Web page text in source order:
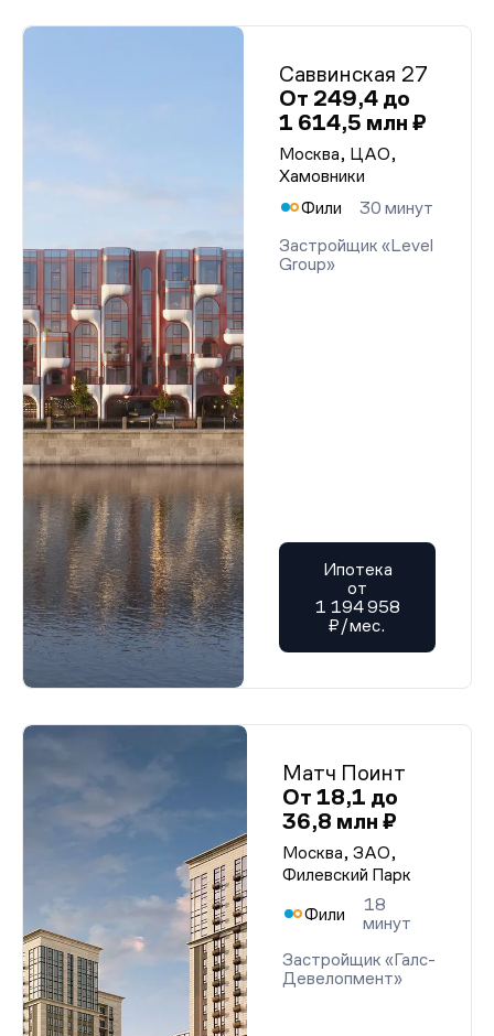
Саввинская 27
От 249,4 до
1 614,5 млн ₽
Москва, ЦАО,
Хамовники
Фили
30 минут
Застройщик «Level
Group»
Ипотека
от
1 194 958
₽/мес.
Матч Поинт
От 18,1 до
36,8 млн ₽
Москва, ЗАО,
Филевский Парк
Фили
18
минут
Застройщик «Галс-
Девелопмент»